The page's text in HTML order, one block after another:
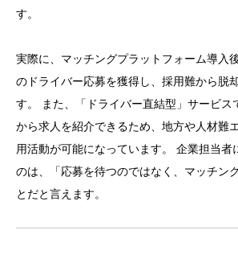
す。
実際に、マッチングプラットフォーム導入
のドライバー応募を獲得し、採用難から脱
す。 また、「ドライバー直結型」サービス
から求人を紹介できるため、地方や人材難
用活動が可能になっています。 企業担当者
のは、「応募を待つのではなく、マッチン
とだと言えます。